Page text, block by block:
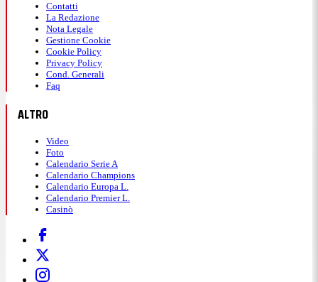
Contatti
La Redazione
Nota Legale
Gestione Cookie
Cookie Policy
Privacy Policy
Cond. Generali
Faq
ALTRO
Video
Foto
Calendario Serie A
Calendario Champions
Calendario Europa L.
Calendario Premier L.
Casinò